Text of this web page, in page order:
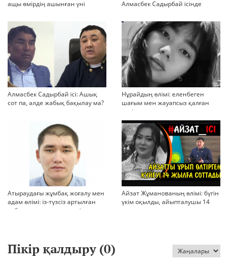
ащы өмірдің ашынған үні
Алмасбек Садырбай ісінде
көбейіп барады
Алмасбек Садырбай ісі: Ашық
сот па, әлде жабық бақылау ма?
Нұрайдың өлімі: еленбеген
шағым мен жауапсыз қалған
қауіп
Атыраудағы жұмбақ жоғалу мен
адам өлімі: із-түзсіз артылған
отбасы, полиция тергеуі және
Айзат Жұманованың өлімі: бүгін
үкім оқылды, айыпталушы 14
Пікір қалдыру (0)